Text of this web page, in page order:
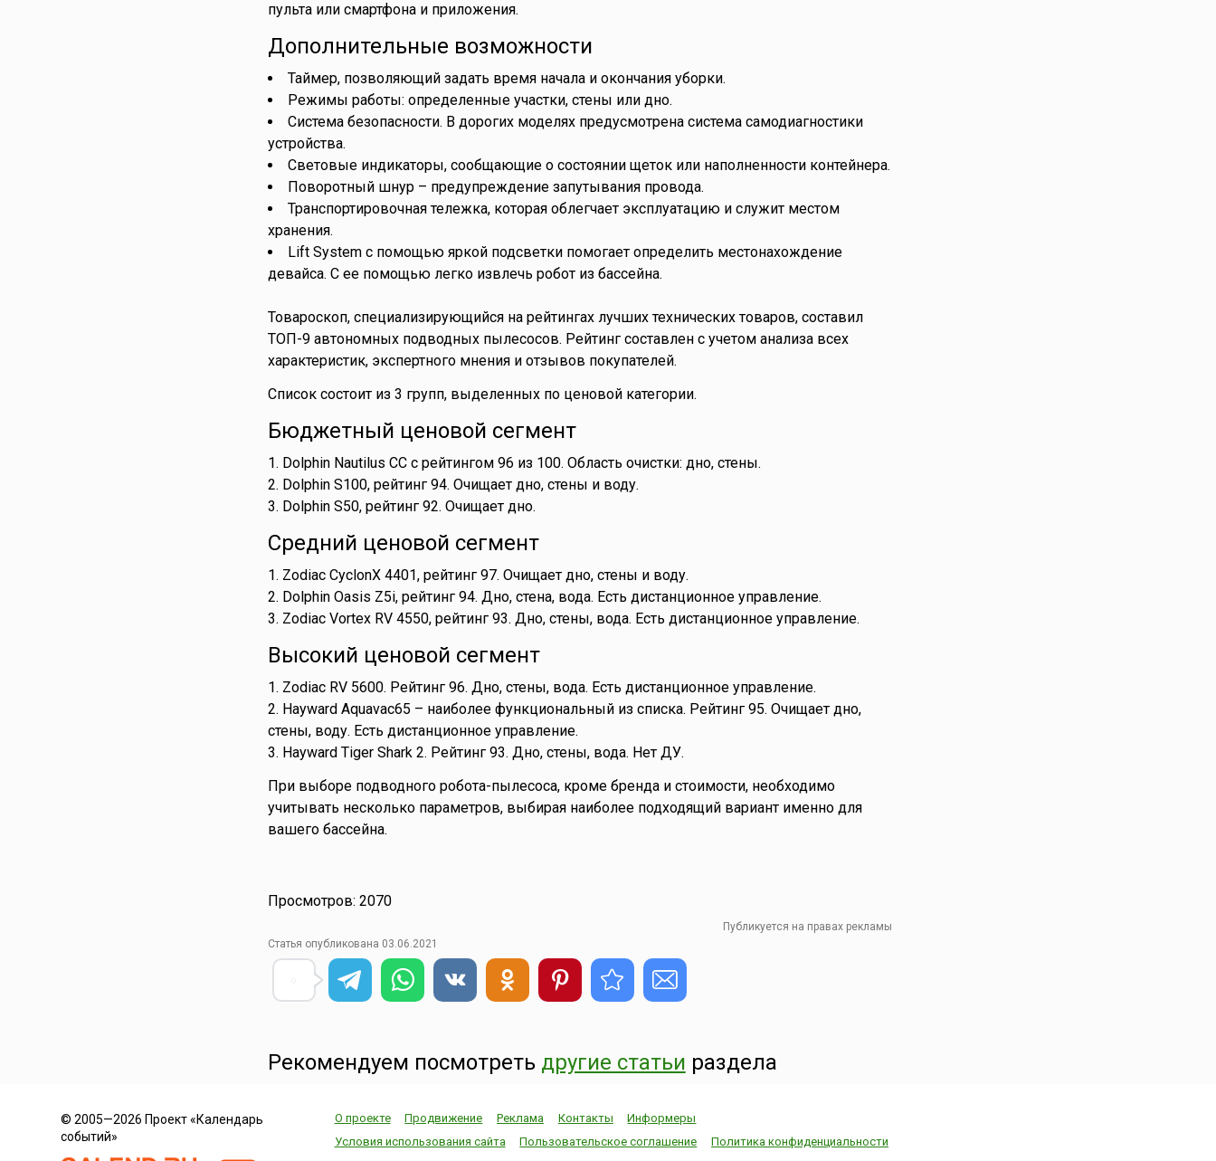
пульта или смартфона и приложения.
Дополнительные возможности
Таймер, позволяющий задать время начала и окончания уборки.
Режимы работы: определенные участки, стены или дно.
Система безопасности. В дорогих моделях предусмотрена система самодиагностики
устройства.
Световые индикаторы, сообщающие о состоянии щеток или наполненности контейнера.
Поворотный шнур – предупреждение запутывания провода.
Транспортировочная тележка, которая облегчает эксплуатацию и служит местом
хранения.
Lift System с помощью яркой подсветки помогает определить местонахождение
девайса. С ее помощью легко извлечь робот из бассейна.
Товароскоп, специализирующийся на рейтингах лучших технических товаров, составил
ТОП-9 автономных подводных пылесосов. Рейтинг составлен с учетом анализа всех
характеристик, экспертного мнения и отзывов покупателей.
Список состоит из 3 групп, выделенных по ценовой категории.
Бюджетный ценовой сегмент
1. Dolphin Nautilus CC с рейтингом 96 из 100. Область очистки: дно, стены.
2. Dolphin S100, рейтинг 94. Очищает дно, стены и воду.
3. Dolphin S50, рейтинг 92. Очищает дно.
Средний ценовой сегмент
1. Zodiac CyclonX 4401, рейтинг 97. Очищает дно, стены и воду.
2. Dolphin Oasis Z5i, рейтинг 94. Дно, стена, вода. Есть дистанционное управление.
3. Zodiac Vortex RV 4550, рейтинг 93. Дно, стены, вода. Есть дистанционное управление.
Высокий ценовой сегмент
1. Zodiac RV 5600. Рейтинг 96. Дно, стены, вода. Есть дистанционное управление.
2. Hayward Aquavac65 – наиболее функциональный из списка. Рейтинг 95. Очищает дно,
стены, воду. Есть дистанционное управление.
3. Hayward Tiger Shark 2. Рейтинг 93. Дно, стены, вода. Нет ДУ.
При выборе подводного робота-пылесоса, кроме бренда и стоимости, необходимо
учитывать несколько параметров, выбирая наиболее подходящий вариант именно для
вашего бассейна.
Просмотров: 2070
Публикуется на правах рекламы
Статья опубликована 03.06.2021
Рекомендуем посмотреть другие статьи раздела
© 2005—2026 Проект «Календарь
событий»
О проекте Продвижение Реклама Контакты
Информеры
Условия использования сайта
Пользовательское соглашение Политика конфиденциальности